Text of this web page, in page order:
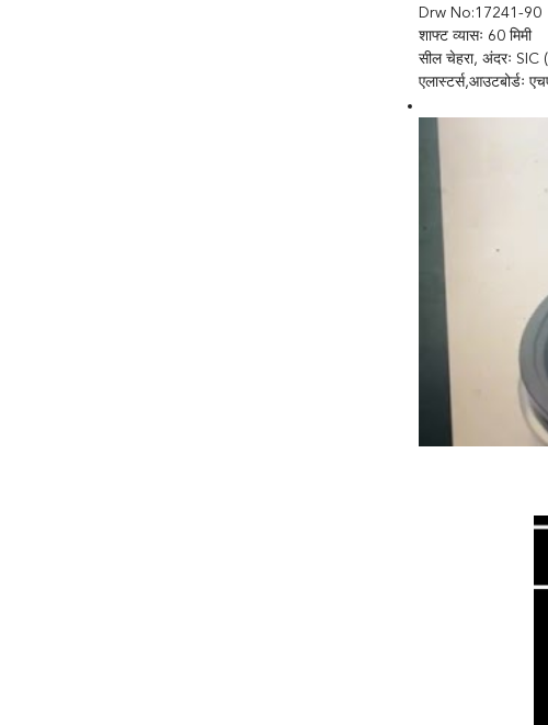
Drw No:17241-90
शाफ्ट व्यासः 60 मिमी
सील चेहरा, अंदरः SIC
एलास्टर्स,आउटबोर्डः